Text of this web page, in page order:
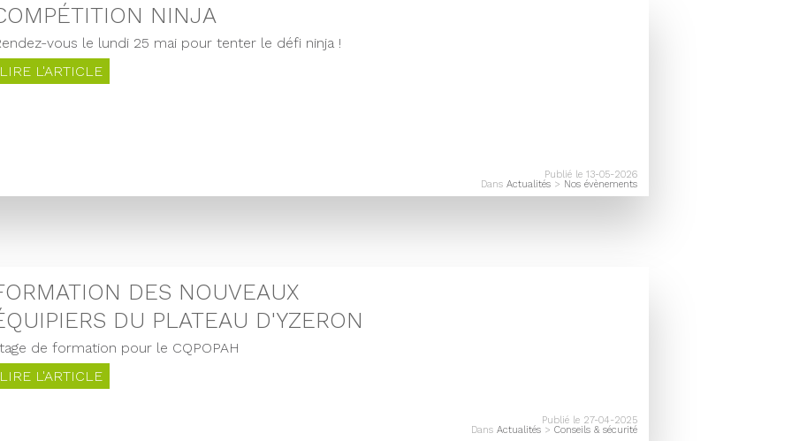
NINJA
vous le lundi 25 mai pour tenter le défi ninja !
LIRE L'ARTICLE
Publié le 13-05-2026
Dans Actualités > Nos évènements
DES NOUVEAUX
DU PLATEAU D'YZERON
de formation pour le CQPOPAH
LIRE L'ARTICLE
Publié le 27-04-2025
Dans Actualités > Conseils & sécurité